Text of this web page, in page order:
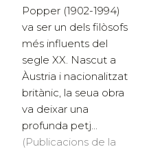
Popper (1902-1994)
va ser un dels filòsofs
més influents del
segle XX. Nascut a
Àustria i nacionalitzat
britànic, la seua obra
va deixar una
profunda petj...
(Publicacions de la